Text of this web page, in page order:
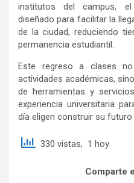
institutos del campus,
diseñado para facilitar la
de la ciudad, reduciendo
permanencia estudiantil.
Este regreso a clases
actividades académicas,
de herramientas y
experiencia universitaria
día eligen construir su futuro
330 vistas, 1 hoy
Comparte